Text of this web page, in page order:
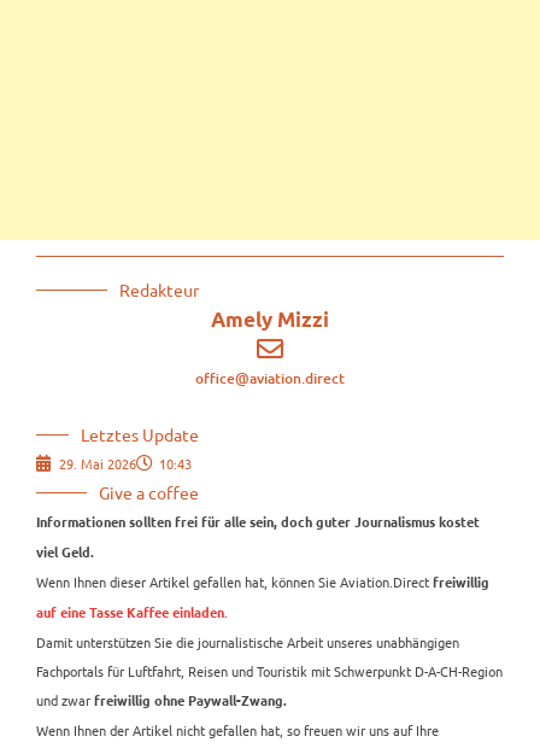
Redakteur
Amely Mizzi
office@aviation.direct
Letztes Update
29. Mai 2026 10:43
Give a coffee
Informationen sollten frei für alle sein, doch guter Journalismus kostet
viel Geld.
Wenn Ihnen dieser Artikel gefallen hat, können Sie Aviation.Direct freiwillig
auf eine Tasse Kaffee einladen.
Damit unterstützen Sie die journalistische Arbeit unseres unabhängigen
Fachportals für Luftfahrt, Reisen und Touristik mit Schwerpunkt D-A-CH-Region
und zwar freiwillig ohne Paywall-Zwang.
Wenn Ihnen der Artikel nicht gefallen hat, so freuen wir uns auf Ihre